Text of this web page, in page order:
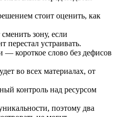
стоит оценить, как
зону, если
перестал устраивать.
короткое слово без дефисов
во всех материалах, от
контроль над ресурсом
поэтому два